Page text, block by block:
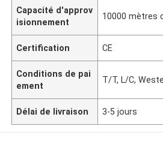
Capacité d'approv
isionnement
10000 mètres
Certification CE
Conditions de pai
ement
T/T, L/C,
Délai de livraison 3-5 jours